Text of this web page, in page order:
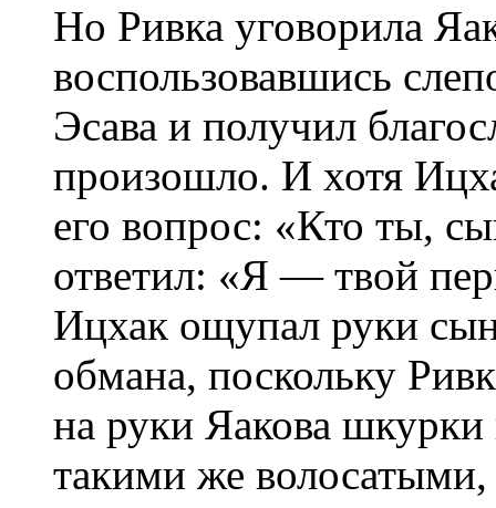
Но Ривка уговорила
воспользовавшись
Эсава и получил
произошло. И хотя
его вопрос: «Кто ты,
ответил: «Я — твой
Ицхак ощупал руки
обмана, поскольку
на руки Яакова
такими же